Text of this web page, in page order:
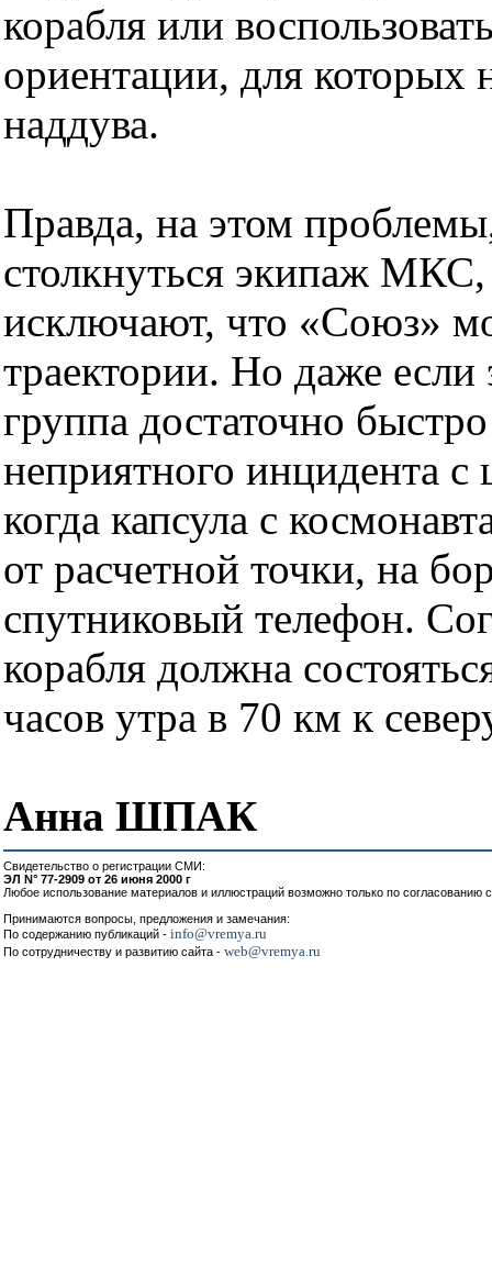
корабля или
ориентации, для которых
наддува.
Правда, на этом
столкнуться экипаж МКС,
исключают, что «Союз»
траектории. Но даже если
группа достаточно
неприятного инцидента с
когда капсула с
от расчетной точки, на
спутниковый телефон.
корабля должна
часов утра в 70 км к
Анна ШПАК
Свидетельство о регистрации СМИ:
ЭЛ N° 77-2909 от 26 июня 2000 г
Любое использование материалов и иллюстраций возможно только по согласованию
Принимаются вопросы, предложения и замечания:
По содержанию публикаций - info@vremya.ru
По сотрудничеству и развитию сайта - web@vremya.ru